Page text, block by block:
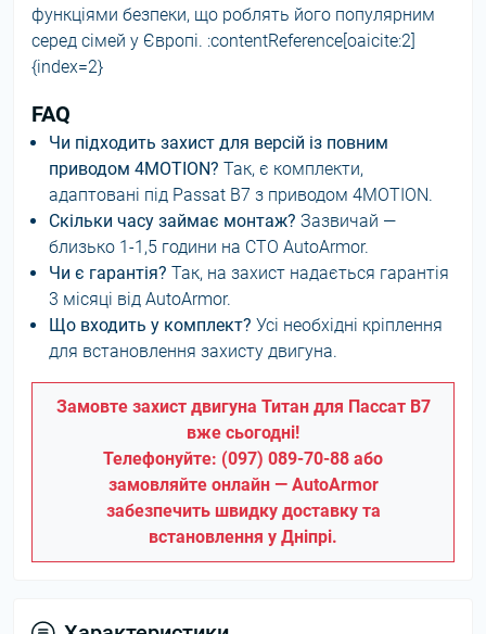
функціями безпеки, що роблять його популярним
серед сімей у Європі. :contentReference[oaicite:2]
{index=2}
FAQ
Чи підходить захист для версій із повним
приводом 4MOTION? Так, є комплекти,
адаптовані під Passat B7 з приводом 4MOTION.
Скільки часу займає монтаж? Зазвичай —
близько 1-1,5 години на СТО AutoArmor.
Чи є гарантія? Так, на захист надається гарантія
3 місяці від AutoArmor.
Що входить у комплект? Усі необхідні кріплення
для встановлення захисту двигуна.
Замовте захист двигуна Титан для Пассат В7
вже сьогодні!
Телефонуйте: (097) 089-70-88 або
замовляйте онлайн — AutoArmor
забезпечить швидку доставку та
встановлення у Дніпрі.